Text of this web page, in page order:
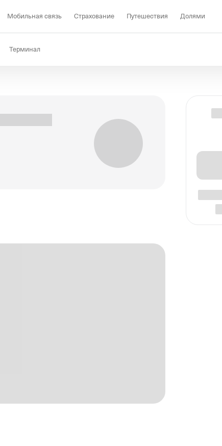
Мобильная связь Страхование Путешествия Долями
Терминал